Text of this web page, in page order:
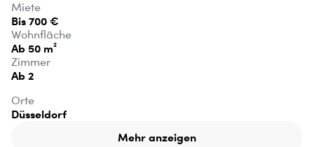
Miete
Bis 700 €
Wohnfläche
Ab 50 m²
Zimmer
Ab 2
Orte
Düsseldorf
Mehr anzeigen